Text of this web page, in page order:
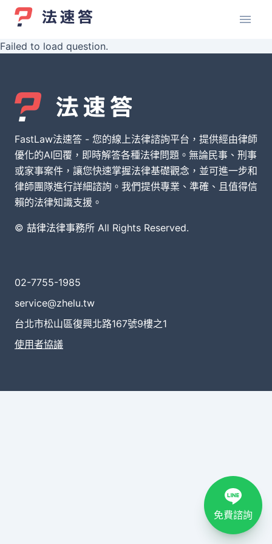
Failed to load question.
FastLaw法速答 - 您的線上法律諮詢平台，提供經由律師
優化的AI回覆，即時解答各種法律問題。無論民事、刑事
或家事案件，讓您快速掌握法律基礎觀念，並可進一步和
律師團隊進行詳細諮詢。我們提供專業、準確、且值得信
賴的法律知識支援。
© 喆律法律事務所 All Rights Reserved.
02-7755-1985
service@zhelu.tw
台北市松山區復興北路167號9樓之1
使用者協議
免費諮詢